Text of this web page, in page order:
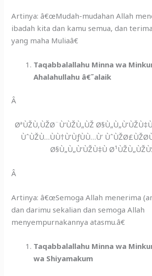
Artinya: â€œMudah-mudahan Allah
ibadah kita dan kamu semua, dan
yang maha Muliaâ€
Taqabbalallahu Minna wa
Ahalahullahu â€˜alaik
Â
ØªÙŽÙ‚ÙŽØ¨Ù‘ÙŽÙ„ÙŽ
ÙˆÙŽÙ…ÙÙ†Ù’ÙƒÙÙ…Ù’
Ø§Ù„Ù„Ù‘ÙŽÙ‡Ù
Â
Artinya: â€œSemoga Allah menerima
dan darimu sekalian dan semoga Allah
menyempurnakannya atasmu.â€
Taqabbalallahu Minna wa
wa Shiyamakum